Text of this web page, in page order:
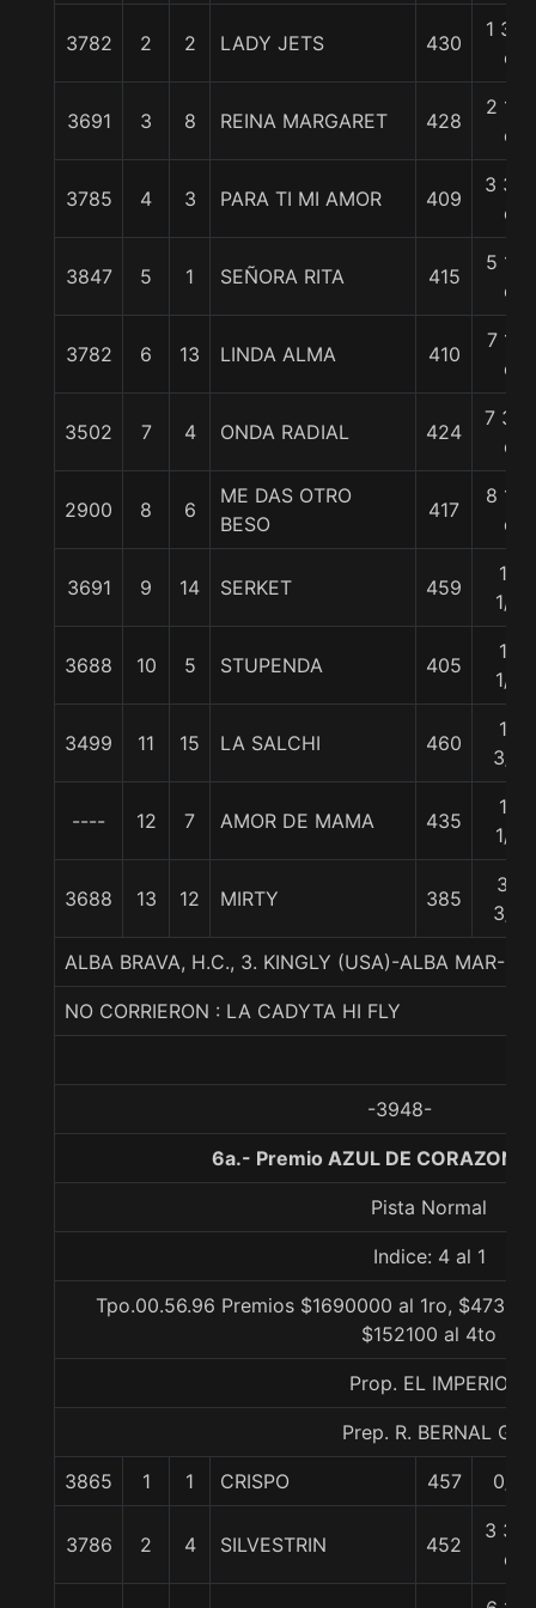
3782 2 2 LADY JETS 430
1 3/4
c
3691 3 8 REINA MARGARET 428
2 1/4
c
3785 4 3 PARA TI MI AMOR 409
3 3/4
c
3847 5 1 SEÑORA RITA 415
5 1/2
c
3782 6 13 LINDA ALMA 410
7 1/4
c
3502 7 4 ONDA RADIAL 424
7 3/4
c
2900 8 6
ME DAS OTRO
BESO
417
8 1/2
c
3691 9 14 SERKET 459
10
1/2
3688 10 5 STUPENDA 405
13
1/4
3499 11 15 LA SALCHI 460
13
3/4
---- 12 7 AMOR DE MAMA 435
19
1/4
3688 13 12 MIRTY 385
36
3/4
ALBA BRAVA, H.C., 3. KINGLY (USA)-ALBA MAR-
NO CORRIERON : LA CADYTA HI FLY
-3948-
6a.- Premio AZUL DE CORAZON,
Pista Normal
Indice: 4 al 1
Tpo.00.56.96 Premios $1690000 al 1ro,
$152100 al 4to
Prop. EL IMPERIO
Prep. R. BERNAL G.
3865 1 1 CRISPO 457 0/0
3786 2 4 SILVESTRIN 452
3 3/4
c